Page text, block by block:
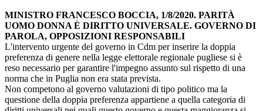
MINISTRO FRANCESCO BOCCIA, 1/8/2020. PARITÀ
UOMO DONNA È DIRITTO UNIVERSALE. GOVERNO DI
PAROLA, OPPOSIZIONI RESPONSABILI
L'intervento urgente del governo in Cdm per inserire la doppia
preferenza di genere nella legge elettorale regionale pugliese si è
reso necessario per garantire l'impegno assunto sul rispetto di una
norma che in Puglia non era stata prevista.
Non competono al governo valutazioni di tipo politico ma la
questione della doppia preferenza appartiene a quella categoria di